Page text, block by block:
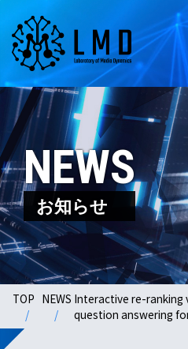
NEWS
お知らせ
TOP NEWS Interactive re-ranking
question answering